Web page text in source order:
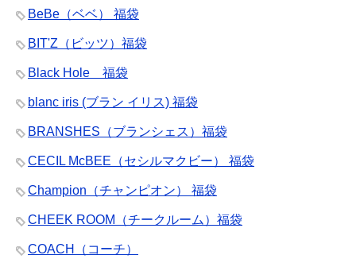
BeBe（ベベ） 福袋
BIT'Z（ビッツ）福袋
Black Hole 福袋
blanc iris (ブラン イリス) 福袋
BRANSHES（ブランシェス）福袋
CECIL McBEE（セシルマクビー） 福袋
Champion（チャンピオン） 福袋
CHEEK ROOM（チークルーム）福袋
COACH（コーチ）